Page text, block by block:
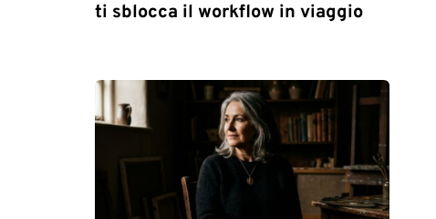
ti sblocca il workflow in viaggio